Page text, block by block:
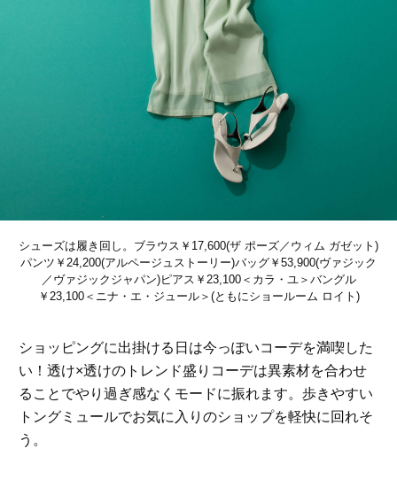
シューズは履き回し。ブラウス￥17,600(ザ ポーズ／ウィム ガゼット)
パンツ￥24,200(アルページュストーリー)バッグ￥53,900(ヴァジック
／ヴァジックジャパン)ピアス￥23,100＜カラ・ユ＞バングル
￥23,100＜ニナ・エ・ジュール＞(ともにショールーム ロイト)
ショッピングに出掛ける日は今っぽいコーデを満喫した
い！透け×透けのトレンド盛りコーデは異素材を合わせ
ることでやり過ぎ感なくモードに振れます。歩きやすい
トングミュールでお気に入りのショップを軽快に回れそ
う。